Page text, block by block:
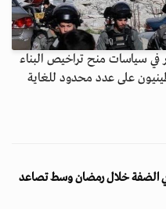
سياسات منح تراخيص البناء
على عدد محدود للغاية
في الضفة خلال رمضان وسط تصاعد